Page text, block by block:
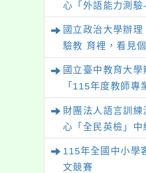
心「外語能力測驗
國立政治大學辦理
驗教 育裡，看見
展的可能性」
國立臺中教育大學
「115年度教師專
財團法人語言訓練
心「全民英檢」中
115年全國中小學
文競賽